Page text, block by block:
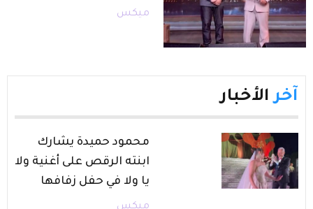
ميكس
آخر الأخبار
محمود حميدة يشارك
ابنته الرقص على أغنية ولا
يا ولا في حفل زفافها